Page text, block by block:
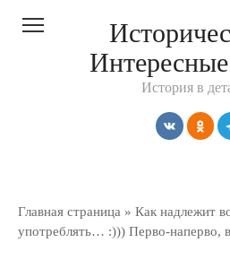
История в
Главная страница » Как надлежит
употреблять… :))) Перво-наперво,